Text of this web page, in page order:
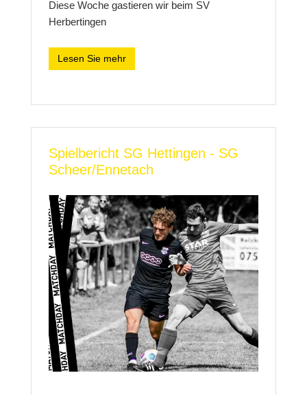
Diese Woche gastieren wir beim SV
Herbertingen
Lesen Sie mehr
Spielbericht SG Hettingen - SG
Scheer/Ennetach